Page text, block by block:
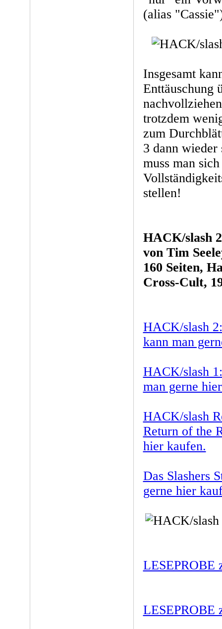
(alias
Insgesamt
Enttäuschung
trotzdem
zum
3 dann wieder
muss man
stellen!
HACK/slash
von Tim
160 Seiten,
Cross-Cult,
HACK/slash
kann man
HACK/slash
man gerne
HACK/slash
Return of the
hier kaufen.
Das Slashers
gerne hier
LESEPROBE
LESEPROBE